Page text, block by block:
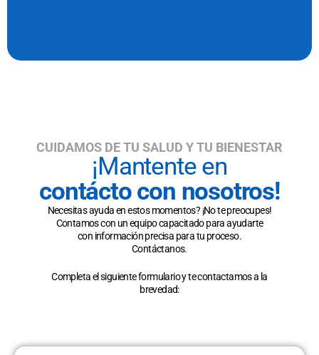
CUIDAMOS DE TU SALUD Y TU BIENESTAR
¡Mantente en
contácto con nosotros!
Necesitas ayuda en estos momentos? ¡No te preocupes!
Contamos con un equipo capacitado para ayudarte
con información precisa para tu proceso.
Contáctanos.
Completa el siguiente formulario y te contactamos a la
brevedad: